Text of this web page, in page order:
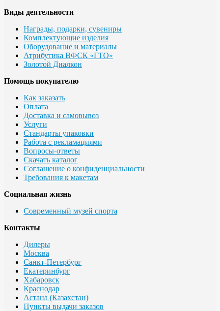
Виды деятельности
Награды, подарки, сувениры
Комплектующие изделия
Оборудование и материалы
Атрибутика ВФСК «ГТО»
Золотой Диалкон
Помощь покупателю
Как заказать
Оплата
Доставка и самовывоз
Услуги
Стандарты упаковки
Работа с рекламациями
Вопросы-ответы
Скачать каталог
Соглашение о конфиденциальности
Требования к макетам
Социальная жизнь
Современный музей спорта
Контакты
Дилеры
Москва
Санкт-Петербург
Екатеринбург
Хабаровск
Краснодар
Астана (Казахстан)
Пункты выдачи заказов